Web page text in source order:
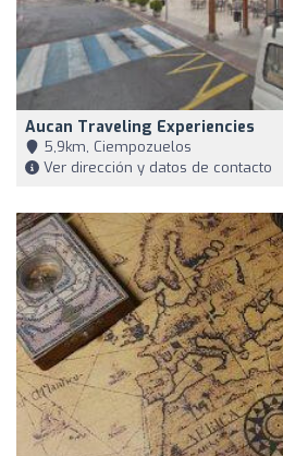
Aucan Traveling Experiencies
5,9km, Ciempozuelos
Ver dirección y datos de contacto